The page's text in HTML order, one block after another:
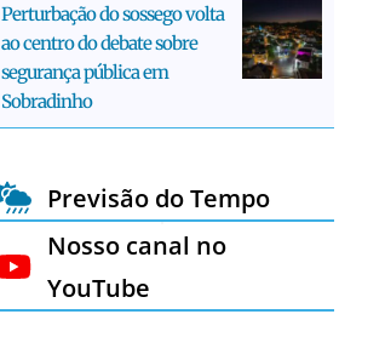
Perturbação do sossego volta
ao centro do debate sobre
segurança pública em
Sobradinho
Previsão do Tempo
Nosso canal no
YouTube